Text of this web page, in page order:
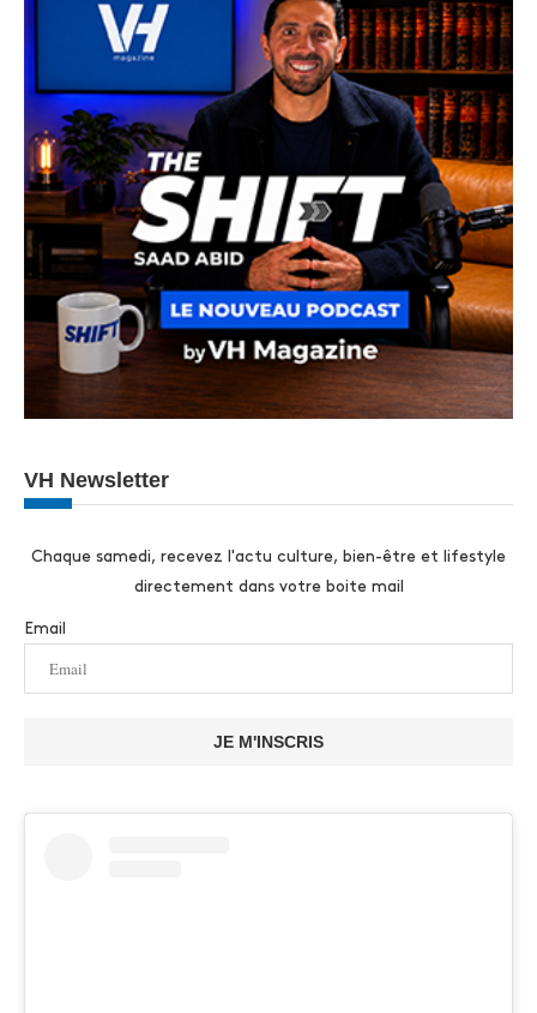
VH Newsletter
Chaque samedi, recevez l'actu culture, bien-être et lifestyle
directement dans votre boite mail
Email
JE M'INSCRIS